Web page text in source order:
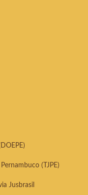
(TJPE)
Jusbrasil